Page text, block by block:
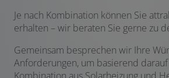
Je nach Kombination können Sie
erhalten – wir beraten Sie gerne zu
Gemeinsam besprechen wir Ihre
Anforderungen, um basierend